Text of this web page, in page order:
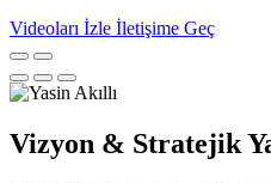
Videoları İzle İletişime Geç
Vizyon & Stratejik